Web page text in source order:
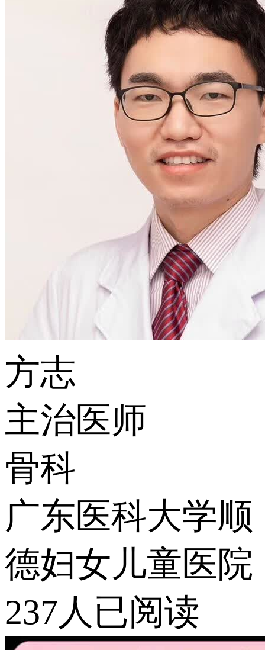
方志
主治医师
骨科
广东医科大学顺
德妇女儿童医院
237人已阅读